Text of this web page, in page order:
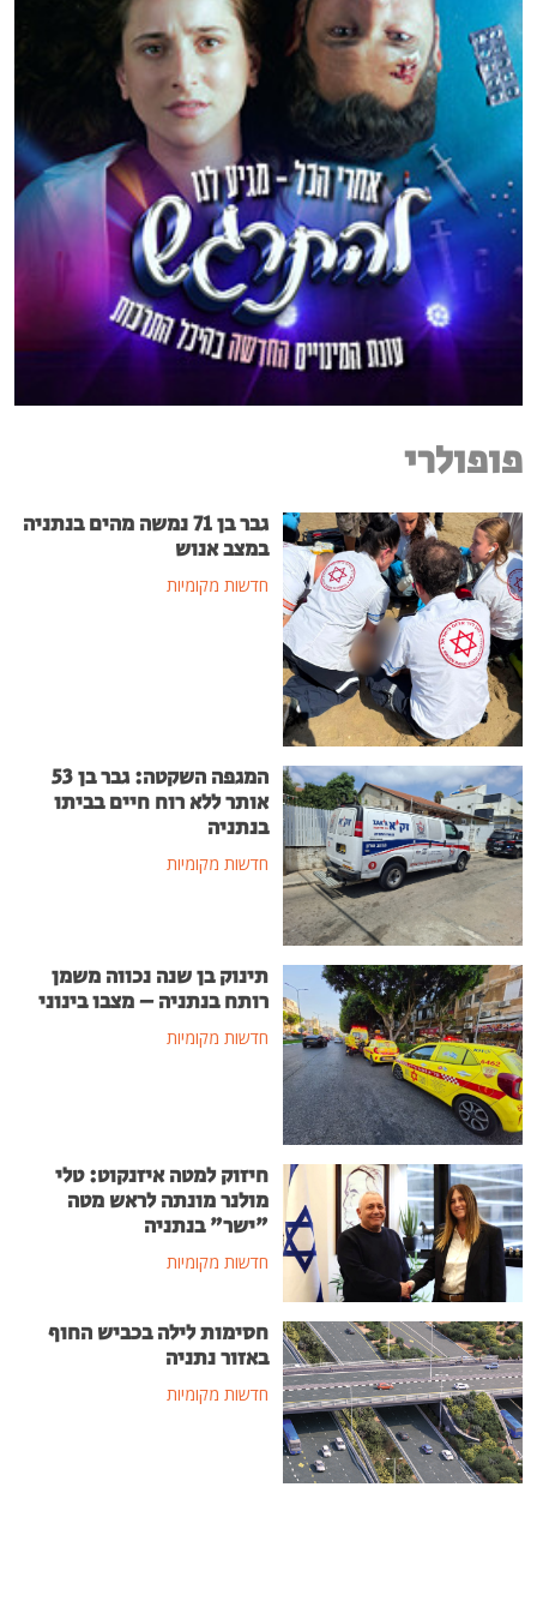
פופולרי
גבר בן 71 נמשה מהים בנתניה
במצב אנוש
חדשות מקומיות
המגפה השקטה: גבר בן 53
אותר ללא רוח חיים בביתו
בנתניה
חדשות מקומיות
תינוק בן שנה נכווה משמן
רותח בנתניה – מצבו בינוני
חדשות מקומיות
חיזוק למטה איזנקוט: טלי
מולנר מונתה לראש מטה
"ישר" בנתניה
חדשות מקומיות
חסימות לילה בכביש החוף
באזור נתניה
חדשות מקומיות